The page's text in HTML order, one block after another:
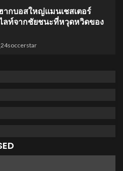
ากบอสใหญ่แมนเชสเตอร์
ไลท์จากชัยชนะที่หวุดหวิดของ